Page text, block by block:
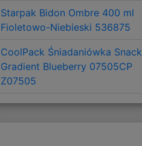
Starpak Bidon Ombre 400 ml
Fioletowo-Niebieski 536875
CoolPack Śniadaniówka Snack
Gradient Blueberry 07505CP
Z07505